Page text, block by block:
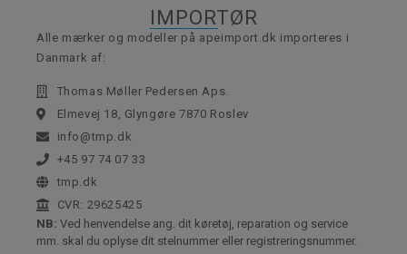
IMPORTØR
Alle mærker og modeller på apeimport.dk importeres i
Danmark af:
Thomas Møller Pedersen Aps.
Elmevej 18, Glyngøre 7870 Roslev
info@tmp.dk
+45 97 74 07 33
tmp.dk
CVR: 29625425
NB: Ved henvendelse ang. dit køretøj, reparation og service
mm. skal du oplyse dit stelnummer eller registreringsnummer.